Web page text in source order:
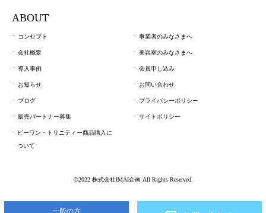
ABOUT
コンセプト
会社概要
導入事例
お知らせ
ブログ
販売パートナー募集
ビーワン・トリニティー商品購入に
ついて
事業者のみなさまへ
美容室のみなさまへ
会員申し込み
お問い合わせ
プライバシーポリシー
サイトポリシー
©2022 株式会社IMAI企画 All Rights Reserved.
一般の方